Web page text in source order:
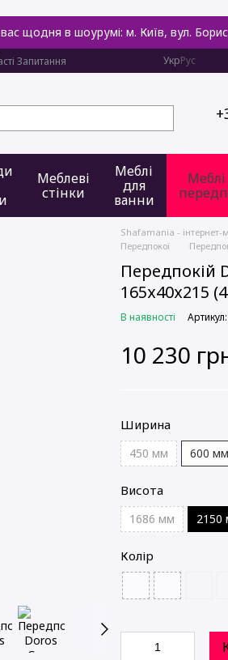
щодня в шоурумі: м. Київ, вул.
Запитання УкрРус
Меблеві
стінки
Меблі
для
ванни
Shafamania -
Передпокої
Передпокій
165х40х215
В наявності
10 230
Ширина
450 мм 600 мм
Висота
1686 мм 2150
Колір